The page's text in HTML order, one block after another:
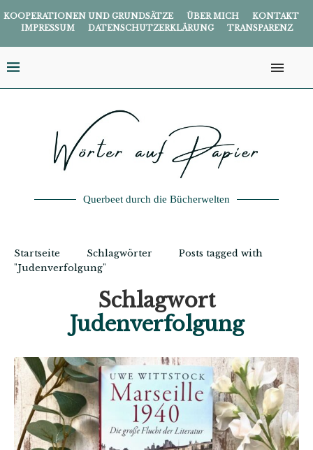
KOOPERATIONEN UND GRUNDSÄTZE ÜBER MICH
KONTAKT
IMPRESSUM
DATENSCHUTZERKLÄRUNG TRANSPARENZ
Querbeet durch die Bücherwelten
Startseite Schlagwörter
Posts tagged with
"Judenverfolgung"
Schlagwort
Judenverfolgung